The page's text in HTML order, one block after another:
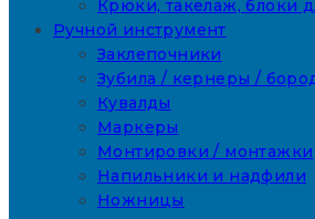
Крюки, такелаж, блоки
Ручной инструмент
Заклепочники
Зубила / кернеры /
Кувалды
Маркеры
Монтировки / монтажки
Напильники и надфили
Ножницы